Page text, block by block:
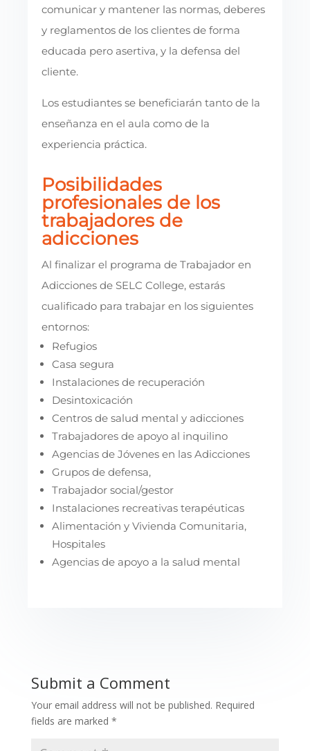
comunicar y mantener las normas, deberes
y reglamentos de los clientes de forma
educada pero asertiva, y la defensa del
cliente.
Los estudiantes se beneficiarán tanto de la
enseñanza en el aula como de la
experiencia práctica.
Posibilidades
profesionales de los
trabajadores de
adicciones
Al finalizar el programa de Trabajador en
Adicciones de SELC College, estarás
cualificado para trabajar en los siguientes
entornos:
Refugios
Casa segura
Instalaciones de recuperación
Desintoxicación
Centros de salud mental y adicciones
Trabajadores de apoyo al inquilino
Agencias de Jóvenes en las Adicciones
Grupos de defensa,
Trabajador social/gestor
Instalaciones recreativas terapéuticas
Alimentación y Vivienda Comunitaria,
Hospitales
Agencias de apoyo a la salud mental
Submit a Comment
Your email address will not be published. Required
fields are marked *